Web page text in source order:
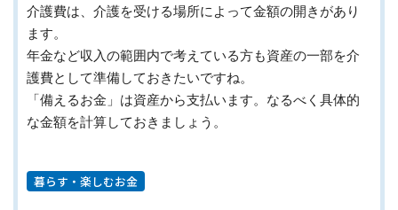
介護費は、介護を受ける場所によって金額の開きがあり
ます。
年金など収入の範囲内で考えている方も資産の一部を介
護費として準備しておきたいですね。
「備えるお金」は資産から支払います。なるべく具体的
な金額を計算しておきましょう。
暮らす・楽しむお金